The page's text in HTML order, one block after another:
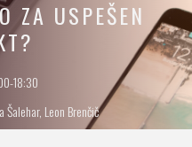
ZA USPEŠEN
18:30
Šalehar, Leon Brenčič